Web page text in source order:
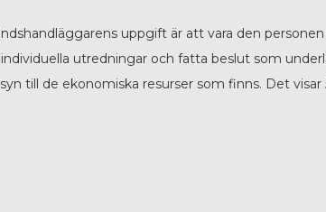
uppgift är att vara den
utredningar och fatta beslut som
till de ekonomiska resurser som finns. Det